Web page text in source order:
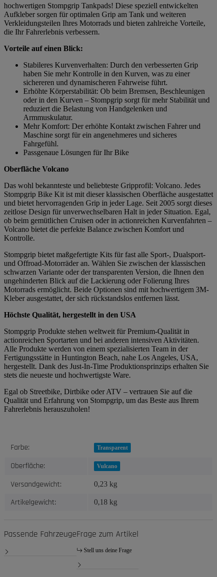
hochwertigen Stompgrip Tankpads! Diese speziell entwickelten
Aufkleber sorgen für optimalen Grip am Tank und weiteren
Verkleidungsteilen Ihres Motorrads und bieten zahlreiche Vorteile,
die Ihr Fahrerlebnis verbessern.
Vorteile auf einen Blick:
Stabileres Kurvenverhalten: Durch den verbesserten Grip
haben Sie mehr Kontrolle in den Kurven, was zu einer
sichereren und dynamischeren Fahrweise führt.
Erhöhte Körperstabilität: Ob beim Bremsen, Beschleunigen
oder in den Kurven – Stompgrip sorgt für mehr Stabilität und
reduziert die Belastung von Handgelenken und
Armmuskulatur.
Mehr Komfort: Der erhöhte Kontakt zwischen Fahrer und
Maschine sorgt für ein angenehmeres und sicheres
Fahrgefühl.
Passgenaue Lösungen für Ihr Bike
Oberfläche Volcano
Das wohl bekannteste und beliebteste Gripprofil: Volcano. Jedes
Stompgrip Bike Kit ist mit dieser klassischen Oberfläche ausgestattet
und bietet hervorragenden Grip in jeder Lage. Seit 2005 sorgt dieses
zeitlose Design für unverwechselbaren Halt in jeder Situation. Egal,
ob beim gemütlichen Cruisen oder in actionreichen Kurvenfahrten –
Volcano bietet die perfekte Balance zwischen Komfort und
Kontrolle.
Stompgrip bietet maßgefertigte Kits für fast alle Sport-, Dualsport-
und Offroad-Motorräder an. Wählen Sie zwischen der klassischen
schwarzen Variante oder der transparenten Version, die Ihnen den
ungehinderten Blick auf die Lackierung oder Folierung Ihres
Motorrads ermöglicht. Beide Optionen sind mit hochwertigem 3M-
Kleber ausgestattet, der sich rückstandslos entfernen lässt.
Höchste Qualität, hergestellt in den USA
Stompgrip Produkte stehen weltweit für Premium-Qualität in
actionreichen Sportarten und bei anderen intensiven Aktivitäten.
Alle Produkte werden von einem spezialisierten Team in der
Fertigungsstätte in Huntington Beach, nahe Los Angeles, USA,
hergestellt. Dank des Just-In-Time Produktionsprinzips erhalten Sie
stets die neueste und hochwertigste Ware.
Egal ob Streetbike, Dirtbike oder ATV – vertrauen Sie auf die
Qualität und Erfahrung von Stompgrip, um das Beste aus Ihrem
Fahrerlebnis herauszuholen!
Produkteigenschaft
Wert
Farbe: Transparent
Oberfläche: Vulcano
Versandgewicht: 0,23 kg
Artikelgewicht: 0,18 kg
Passende FahrzeugeFrage zum Artikel
Stell uns deine Frage